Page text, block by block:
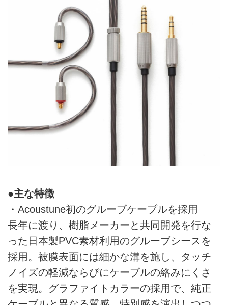
●主な特徴
・Acoustune初のグルーブケーブルを採用
長年に渡り、樹脂メーカーと共同開発を行な
った日本製PVC素材利用のグルーブシースを
採用。被膜表面には細かな溝を施し、タッチ
ノイズの軽減ならびにケーブルの絡みにくさ
を実現。グラファイトカラーの採用で、純正